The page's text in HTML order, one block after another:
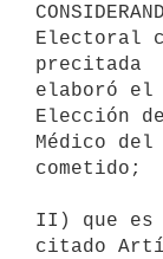
Electoral
precitada
elaboró el
Elección
Médico
cometido;
II) que es
citado